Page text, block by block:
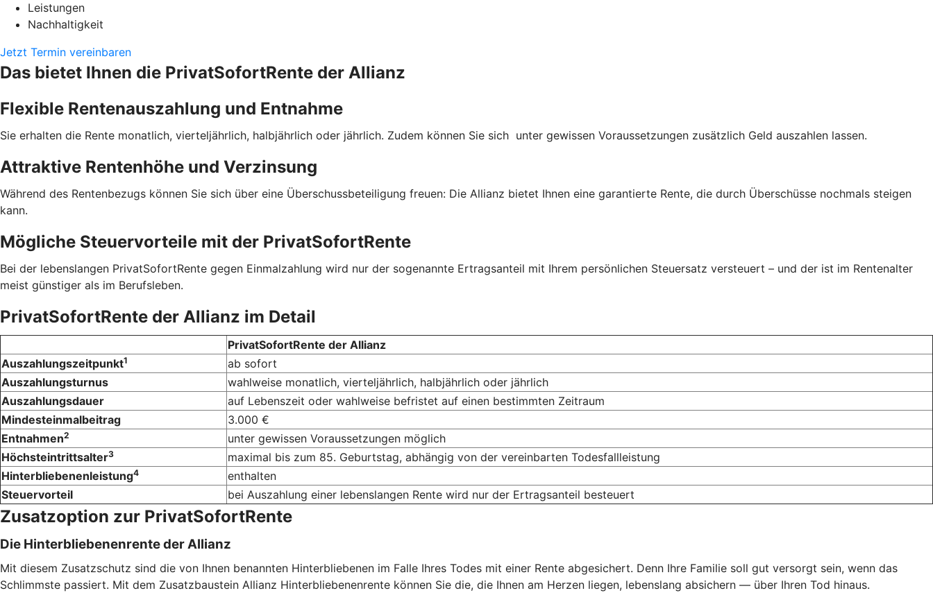
Leistungen
Nachhaltigkeit
Jetzt Termin vereinbaren
Das bietet Ihnen die PrivatSofortRente der Allianz
Flexible Rentenauszahlung und Entnahme
Sie erhalten die Rente monatlich, vierteljährlich, halbjährlich oder jährlich. Zudem können Sie sich unter gewissen Voraussetzungen zusätzlich Geld auszahlen lassen.
Attraktive Rentenhöhe und Verzinsung
Während des Rentenbezugs können Sie sich über eine Überschussbeteiligung freuen: Die Allianz bietet Ihnen eine garantierte Rente, die durch Überschüsse nochmals steigen
kann.
Mögliche Steuervorteile mit der PrivatSofortRente
Bei der lebenslangen PrivatSofortRente gegen Einmalzahlung wird nur der sogenannte Ertragsanteil mit Ihrem persönlichen Steuersatz versteuert – und der ist im Rentenalter
meist günstiger als im Berufsleben.
PrivatSofortRente der Allianz im Detail
PrivatSofortRente der Allianz
Auszahlungszeitpunkt1
ab sofort
Auszahlungsturnus
wahlweise monatlich, vierteljährlich, halbjährlich oder jährlich
Auszahlungsdauer
auf Lebenszeit oder wahlweise befristet auf einen bestimmten Zeitraum
Mindesteinmalbeitrag
3.000 €
Entnahmen2
unter gewissen Voraussetzungen möglich
Höchsteintrittsalter3
maximal bis zum 85. Geburtstag, abhängig von der vereinbarten Todesfallleistung
Hinterbliebenenleistung4
enthalten
Steuervorteil
bei Auszahlung einer lebenslangen Rente wird nur der Ertragsanteil besteuert
Zusatzoption zur PrivatSofortRente
Die Hinterbliebenenrente der Allianz
Mit diesem Zusatzschutz sind die von Ihnen benannten Hinterbliebenen im Falle Ihres Todes mit einer Rente abgesichert. Denn Ihre Familie soll gut versorgt sein, wenn das
Schlimmste passiert. Mit dem Zusatzbaustein Allianz Hinterbliebenenrente können Sie die, die Ihnen am Herzen liegen, lebenslang absichern — über Ihren Tod hinaus.